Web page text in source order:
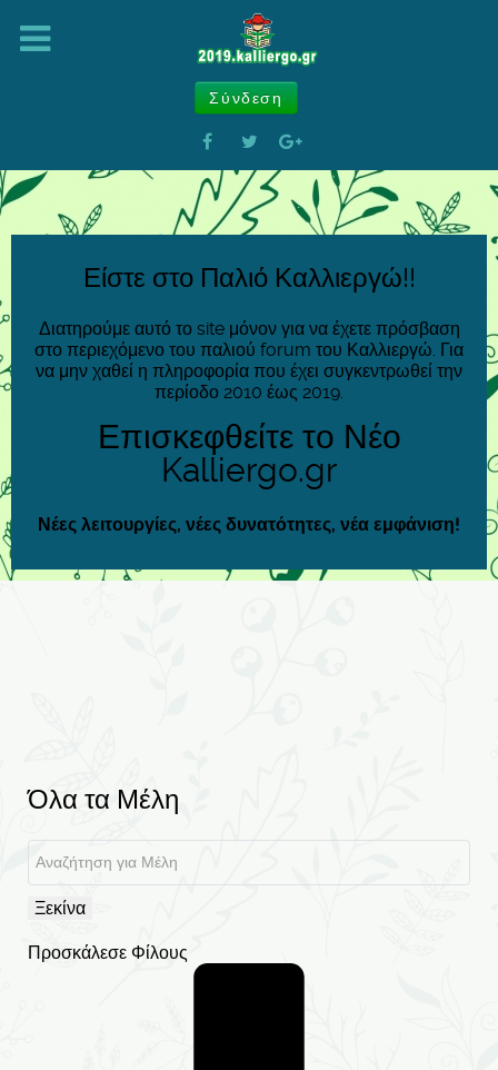
Σύνδεση
Είστε στο Παλιό Καλλιεργώ!!
Διατηρούμε αυτό το site μόνον για να έχετε πρόσβαση
στο περιεχόμενο του παλιού forum του Καλλιεργώ. Για
να μην χαθεί η πληροφορία που έχει συγκεντρωθεί την
περίοδο 2010 έως 2019.
Επισκεφθείτε το Νέο
Kalliergo.gr
Νέες λειτουργίες, νέες δυνατότητες, νέα εμφάνιση!
Όλα τα Μέλη
Ξεκίνα
Προσκάλεσε Φίλους